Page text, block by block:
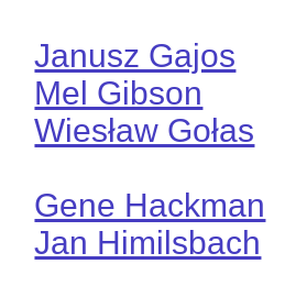
Janusz Gajos
Mel Gibson
Wiesław Gołas
Gene Hackman
Jan Himilsbach